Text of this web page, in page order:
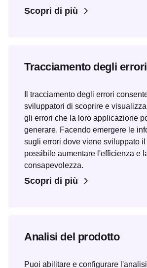
Scopri di più
Tracciamento degli errori
Il tracciamento degli errori
sviluppatori di scoprire e
gli errori che la loro applicazione
generare. Facendo emergere le
sugli errori dove viene sviluppato
possibile aumentare l'efficienza e
consapevolezza.
Scopri di più
Analisi del prodotto
Puoi abilitare e configurare